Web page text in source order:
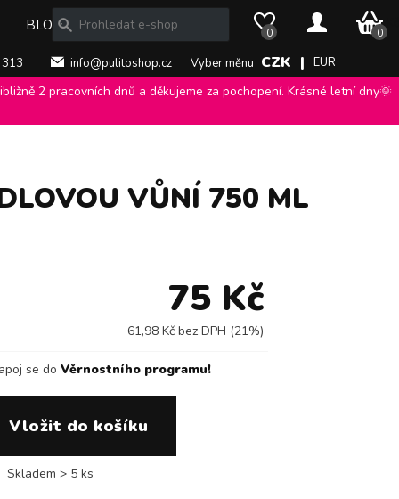
info@pulitoshop.cz Vyber měnu CZK | EUR
BLOG 0 0
0 Kč
2 pracovních dnů a děkujeme za pochopení. Krásné letní dny🌞
VŮNÍ 750 ML
75 Kč
61,98 Kč bez DPH (21%)
se do Věrnostního programu!
Skladem > 5 ks